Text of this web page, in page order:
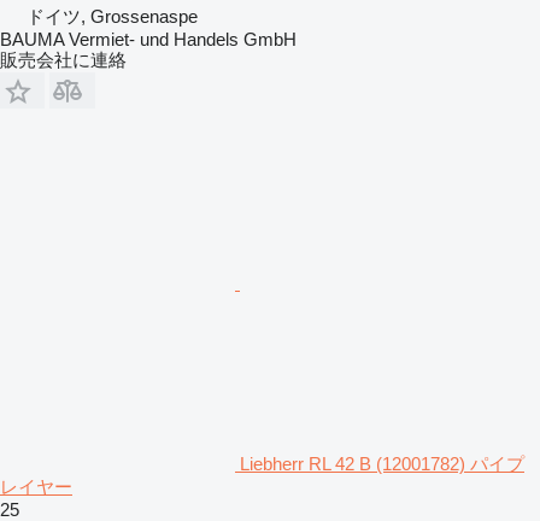
ドイツ, Grossenaspe
BAUMA Vermiet- und Handels GmbH
販売会社に連絡
Liebherr RL 42 B (12001782) パイプ
レイヤー
25